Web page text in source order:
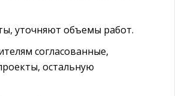
уточняют объемы работ.
согласованные,
остальную